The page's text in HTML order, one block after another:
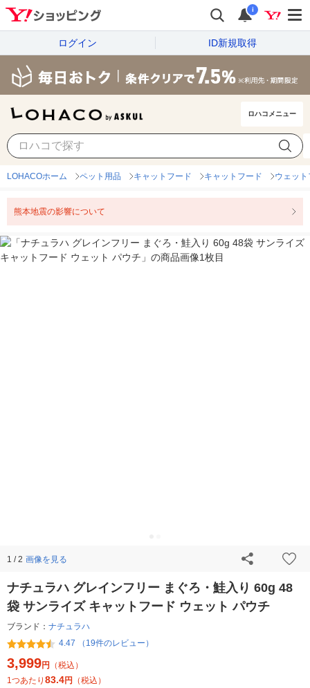
i
ログイン ID新規取得
ロハコメニュー
LOHACOホーム ペット用品 キャットフード キャットフード ウェッ
熊本地震の影響について
1 / 2 画像を見る
ナチュラハ グレインフリー まぐろ・鮭入り 60g 48
袋 サンライズ キャットフード ウェット パウチ
ブランド： ナチュラハ
4.47 （19件のレビュー）
3,999円
（税込）
1つあたり 83.4円 （税込）